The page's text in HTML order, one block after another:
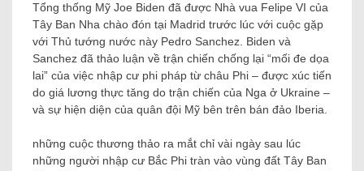
Tổng thống Mỹ Joe Biden đã được Nhà vua Felipe VI của
Tây Ban Nha chào đón tại Madrid trước lúc với cuộc gặp
với Thủ tướng nước này Pedro Sanchez. Biden và
Sanchez đã thảo luận về trận chiến chống lại “mối đe dọa
lai” của việc nhập cư phi pháp từ châu Phi – được xúc tiến
do giá lương thực tăng do trận chiến của Nga ở Ukraine –
và sự hiện diện của quân đội Mỹ bên trên bán đảo Iberia.
những cuộc thương thảo ra mắt chỉ vài ngày sau lúc
những người nhập cư Bắc Phi tràn vào vùng đất Tây Ban